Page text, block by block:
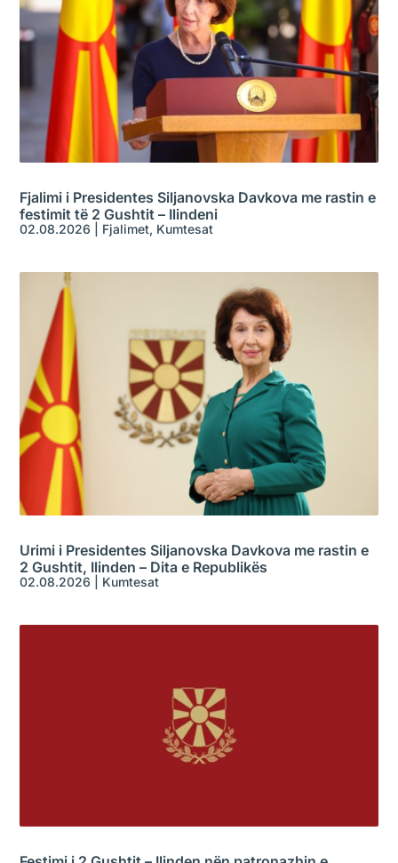
Fjalimi i Presidentes Siljanovska Davkova me rastin e
festimit të 2 Gushtit – Ilindeni
02.08.2026 Fjalimet, Kumtesat
Urimi i Presidentes Siljanovska Davkova me rastin e
2 Gushtit, Ilinden – Dita e Republikës
02.08.2026 Kumtesat